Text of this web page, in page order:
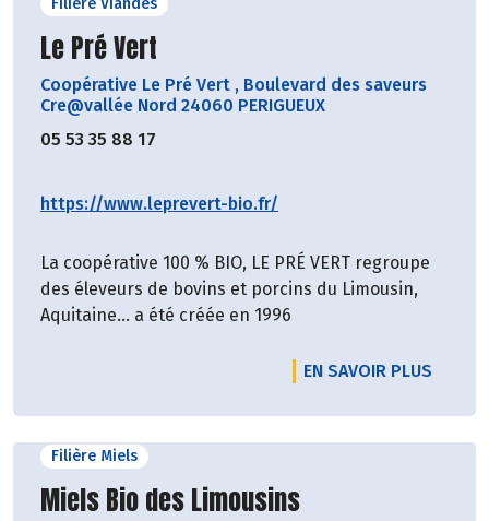
Découvrir le producteur
Le Pré Vert
Coopérative Le Pré Vert , Boulevard des saveurs
Cre@vallée Nord 24060 PERIGUEUX
05 53 35 88 17
https://www.leprevert-bio.fr/
La coopérative 100 % BIO, LE PRÉ VERT regroupe
des éleveurs de bovins et porcins du Limousin,
Aquitaine… a été créée en 1996
EN SAVOIR PLUS
Filière Miels
Découvrir le producteur
Miels Bio des Limousins